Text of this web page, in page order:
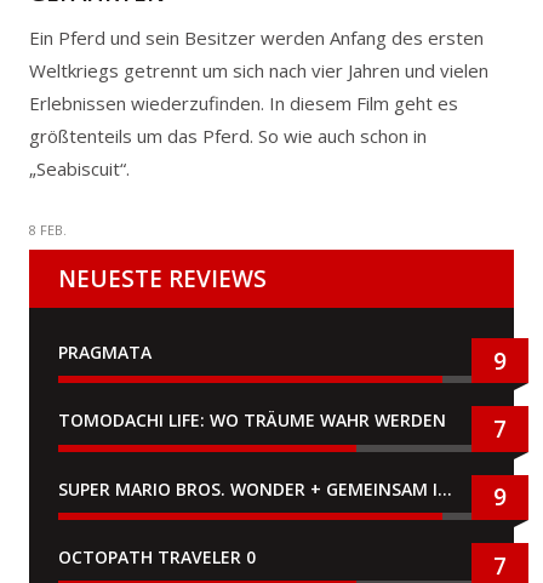
Ein Pferd und sein Besitzer werden Anfang des ersten
Weltkriegs getrennt um sich nach vier Jahren und vielen
Erlebnissen wiederzufinden. In diesem Film geht es
größtenteils um das Pferd. So wie auch schon in
„Seabiscuit“.
8 FEB.
NEUESTE REVIEWS
PRAGMATA 9
TOMODACHI LIFE: WO TRÄUME WAHR WERDEN 7
SUPER MARIO BROS. WONDER + GEMEINSAM IM BELLABEL-PARK 9
OCTOPATH TRAVELER 0 7